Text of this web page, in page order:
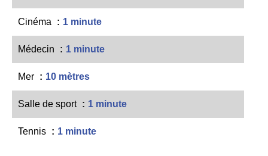
Cinéma 1 minute
Médecin 1 minute
Mer 10 mètres
Salle de sport 1 minute
Tennis 1 minute